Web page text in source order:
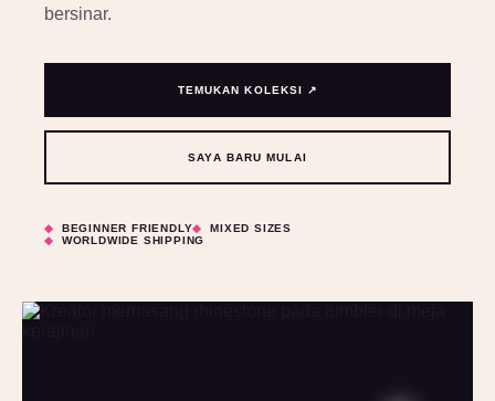
bersinar.
TEMUKAN KOLEKSI ↗
SAYA BARU MULAI
BEGINNER FRIENDLY
MIXED SIZES
WORLDWIDE SHIPPING